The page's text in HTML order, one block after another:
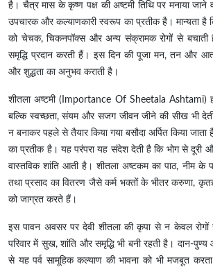
है। चैत्र मास के कृष्ण पक्ष की अष्टमी तिथि पर मनाया जाने
उपचारक और कल्याणकारी स्वरूप का प्रतीक है। मान्यता है
को चेचक, चिकनपॉक्स और अन्य संक्रामक रोगों से बचाती
समृद्धि प्रदान करती हैं। इस दिन की पूजा मन, तन और
और शुद्धता का अनुभव कराती है।
शीतला अष्टमी (Importance Of Sheetala Ashtami)
बल्कि स्वच्छता, संयम और सजग जीवन जीने की सीख भी
न बनाकर पहले से तैयार किया गया बसौदा अर्पित किया
का प्रतीक है। यह परंपरा यह संदेश देती है कि भोग से दूरी
वास्तविक शांति आती है। शीतला अष्टकम का पाठ, नीम के
तथा प्रसाद का वितरण जैसे कर्म भक्तों के भीतर करुणा,
को जाग्रत करते हैं।
इस पावन अवसर पर देवी शीतला की कृपा से न केवल रोगों
परिवार में सुख, शांति और समृद्धि भी बनी रहती है। दान-पुण्य
से यह पर्व सामूहिक कल्याण की भावना को भी मजबूत